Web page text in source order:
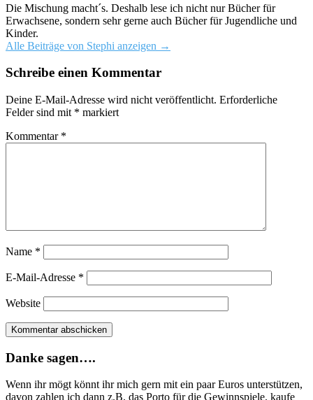
Die Mischung macht´s. Deshalb lese ich nicht nur Bücher für
Erwachsene, sondern sehr gerne auch Bücher für Jugendliche und
Kinder.
Alle Beiträge von Stephi anzeigen →
Schreibe einen Kommentar
Deine E-Mail-Adresse wird nicht veröffentlicht. Erforderliche
Felder sind mit * markiert
Kommentar *
Name *
E-Mail-Adresse *
Website
Danke sagen….
Wenn ihr mögt könnt ihr mich gern mit ein paar Euros unterstützen,
davon zahlen ich dann z.B. das Porto für die Gewinnspiele. kaufe